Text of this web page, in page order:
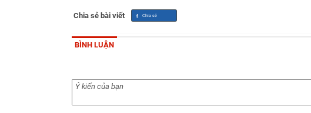
Chia sẻ bài viết
BÌNH LUẬN